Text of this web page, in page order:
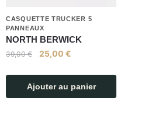
CASQUETTE TRUCKER 5
PANNEAUX
NORTH BERWICK
39,00€ 25,00 €
Ajouter au panier